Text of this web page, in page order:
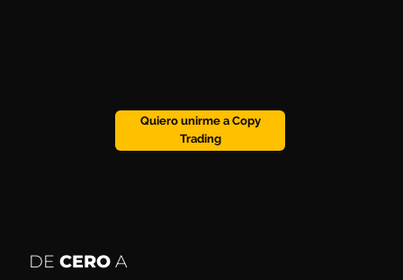
Quiero unirme a Copy
Trading
DE CERO A